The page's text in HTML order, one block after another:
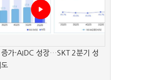
가·AIDC 성장…SKT 2분기 성